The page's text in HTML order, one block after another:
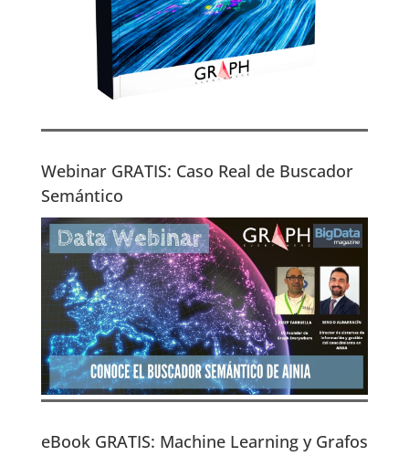
Webinar GRATIS: Caso Real de Buscador
Semántico
eBook GRATIS: Machine Learning y Grafos